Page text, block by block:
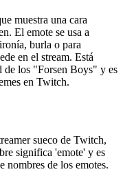
muestra una cara
El emote se usa a
burla o para
en el stream. Está
de los "Forsen Boys" y es
en Twitch.
sueco de Twitch,
significa 'emote' y es
nombres de los emotes.